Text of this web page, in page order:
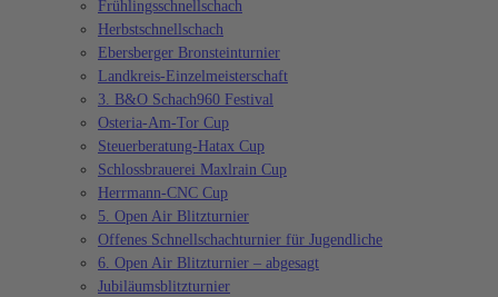
Frühlingsschnellschach
Herbstschnellschach
Ebersberger Bronsteinturnier
Landkreis-Einzelmeisterschaft
3. B&O Schach960 Festival
Osteria-Am-Tor Cup
Steuerberatung-Hatax Cup
Schlossbrauerei Maxlrain Cup
Herrmann-CNC Cup
5. Open Air Blitzturnier
Offenes Schnellschachturnier für Jugendliche
6. Open Air Blitzturnier – abgesagt
Jubiläumsblitzturnier